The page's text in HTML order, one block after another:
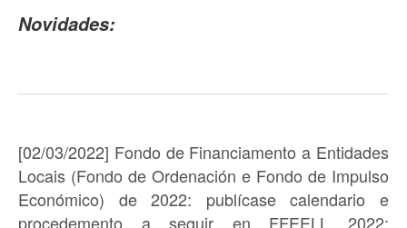
Novidades:
[02/03/2022] Fondo de Financiamento a Entidades
Locais (Fondo de Ordenación e Fondo de Impulso
Económico) de 2022: publícase calendario e
procedemento a seguir en FFEELL 2022: